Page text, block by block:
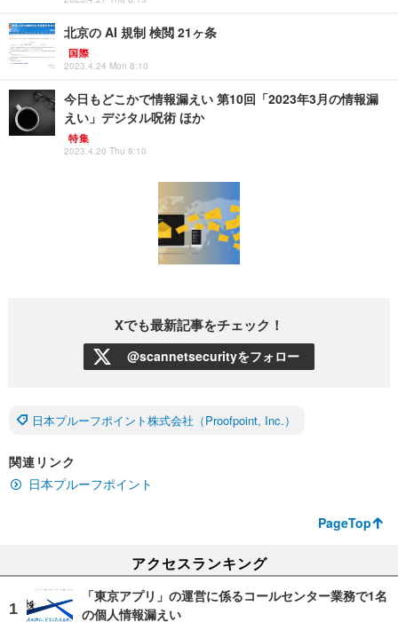
北京の AI 規制 検閲 21ヶ条
国際
2023.4.24 Mon 8:10
今日もどこかで情報漏えい 第10回「2023年3月の情報漏
えい」デジタル呪術 ほか
特集
2023.4.20 Thu 8:10
Xでも最新記事をチェック！
@scannetsecurityをフォロー
日本プルーフポイント株式会社（Proofpoint, Inc.）
関連リンク
日本プルーフポイント
PageTop
アクセスランキング
「東京アプリ」の運営に係るコールセンター業務で1名
の個人情報漏えい